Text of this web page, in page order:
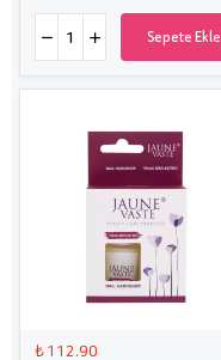
Sepete Ekle
₺ 112.90